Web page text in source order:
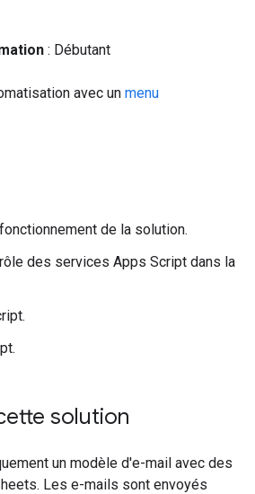
: Débutant
avec un menu
de la solution.
des services Apps Script dans la
solution
un modèle d'e-mail avec des
Les e-mails sont envoyés